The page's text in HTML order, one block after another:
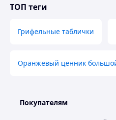
ТОП теги
Грифельные таблички
Оранжевый ценник
Покупателям